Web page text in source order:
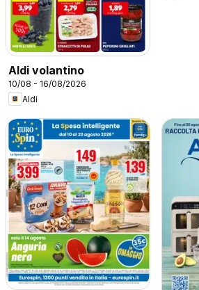
Aldi volantino
10/08 - 16/08/2026
Aldi